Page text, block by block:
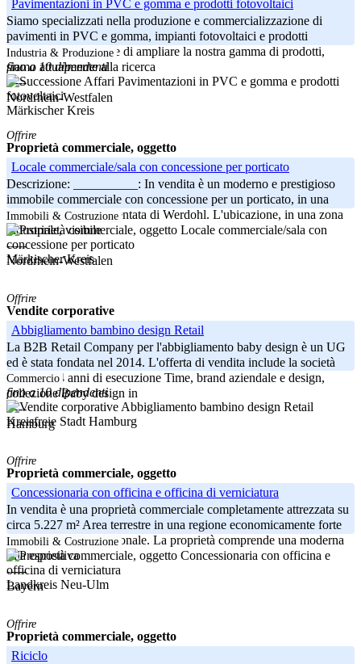
Pavimentazioni in PVC e gomma e prodotti fotovoltaici
Siamo specializzati nella produzione e commercializzazione di
pavimenti in PVC e gomma, impianti fotovoltaici e prodotti
biodegradabili. Al fine di ampliare la nostra gamma di prodotti,
siamo attualmente alla ricerca
-----
Nordrhein-Westfalen
Industria & Produzione
fino a 10 dipendenti
Märkischer Kreis
Offrire
Proprietà commerciale, oggetto
Locale commerciale/sala con concessione per porticato
Descrizione: __________: In vendita è un moderno e prestigioso
immobile commerciale con concessione per un porticato, in una
posizione molto frequentata di Werdohl. L'ubicazione, in una zona
industriale, visibile
-----
Nordrhein-Westfalen
Immobili & Costruzione
Märkischer Kreis
Offrire
Vendite corporative
Abbigliamento bambino design Retail
La B2B Retail Company per l'abbigliamento baby design è un UG
ed è stata fondata nel 2014. L'offerta di vendita include la società
con quasi 4 anni di esecuzione Time, brand aziendale e design,
collezione Baby design in
-----
Hamburg
Commercio
fino a 10 dipendenti
Kreisfreie Stadt Hamburg
Offrire
Proprietà commerciale, oggetto
Concessionaria con officina e officina di verniciatura
In vendita è una proprietà commerciale completamente attrezzata su
circa 5.227 m² Area terrestre in una regione economicamente forte
della Germania meridionale. La proprietà comprende una moderna
sala espositiva
-----
Bayern
Immobili & Costruzione
Landkreis Neu-Ulm
Offrire
Proprietà commerciale, oggetto
Riciclo